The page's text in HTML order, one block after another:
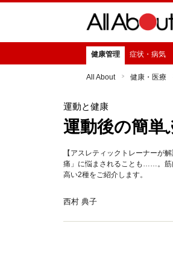
健康管理 症状・病気
All About 健康・医療
運動と健康
運動後の簡
【アスレティックトレーナーが
痛」に悩まされることも……。筋
高い2種をご紹介します。
西村 典子